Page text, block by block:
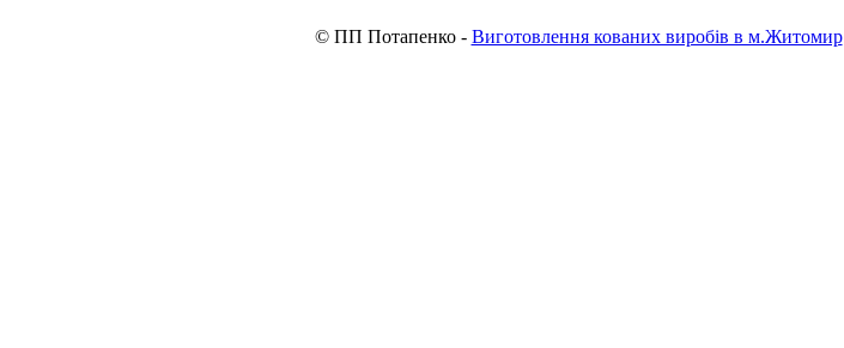
© ПП Потапенко - Виготовлення кованих виробів в м.Житомир